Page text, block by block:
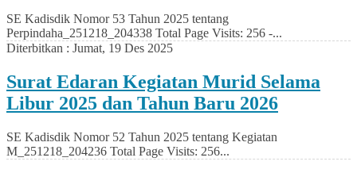
SE Kadisdik Nomor 53 Tahun 2025 tentang
Perpindaha_251218_204338 Total Page Visits: 256 -...
Diterbitkan : Jumat, 19 Des 2025
Surat Edaran Kegiatan Murid Selama
Libur 2025 dan Tahun Baru 2026
SE Kadisdik Nomor 52 Tahun 2025 tentang Kegiatan
M_251218_204236 Total Page Visits: 256...